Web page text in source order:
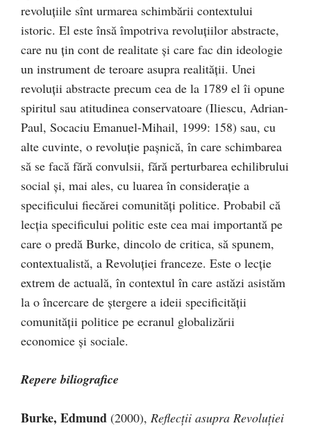
revoluţiile sînt urmarea schimbării contextului
istoric. El este însă împotriva revoluţiilor abstracte,
care nu ţin cont de realitate şi care fac din ideologie
un instrument de teroare asupra realităţii. Unei
revoluţii abstracte precum cea de la 1789 el îi opune
spiritul sau atitudinea conservatoare (Iliescu, Adrian-
Paul, Socaciu Emanuel-Mihail, 1999: 158) sau, cu
alte cuvinte, o revoluţie paşnică, în care schimbarea
să se facă fără convulsii, fără perturbarea echilibrului
social şi, mai ales, cu luarea în consideraţie a
specificului fiecărei comunităţi politice. Probabil că
lecţia specificului politic este cea mai importantă pe
care o predă Burke, dincolo de critica, să spunem,
contextualistă, a Revoluţiei franceze. Este o lecţie
extrem de actuală, în contextul în care astăzi asistăm
la o încercare de ştergere a ideii specificităţii
comunităţii politice pe ecranul globalizării
economice şi sociale.
Repere biliografice
Burke, Edmund (2000), Reflecţii asupra Revoluţiei